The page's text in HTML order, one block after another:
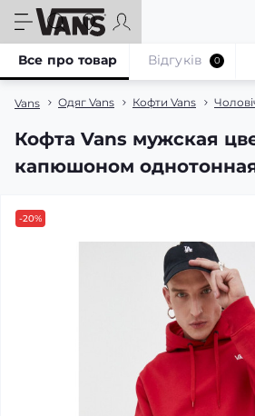
Vans Одяг Vans Кофти Vans
Кофта Vans мужская
капюшоном
Все про товар Відгуків 0
-20%